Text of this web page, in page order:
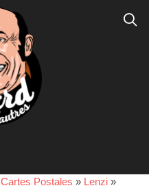
Cartes Postales » Lenzi »